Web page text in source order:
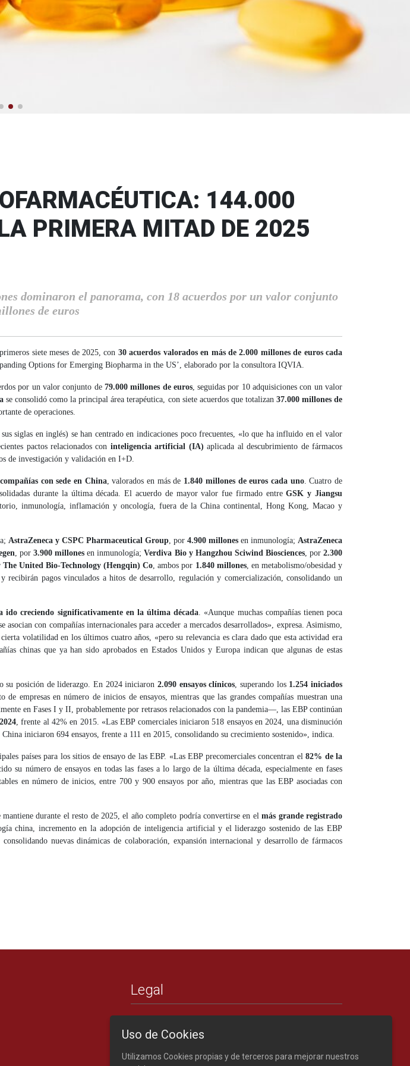
médica
médicos
144.000
PRIMERA MITAD DE 2025
dominaron el panorama, con 18 acuerdos por un valor conjunto
de euros
siete meses de 2025, con 30 acuerdos valorados en más de 2.000 millones de euros cada
Options for Emerging Biopharma in the US’, elaborado por la consultora IQVIA.
por un valor conjunto de 79.000 millones de euros, seguidas por 10 adquisiciones con un valor
se consolidó como la principal área terapéutica, con siete acuerdos que totalizan 37.000 millones de
de operaciones.
siglas en inglés) se han centrado en indicaciones poco frecuentes, «lo que ha influido en el valor
pactos relacionados con inteligencia artificial (IA) aplicada al descubrimiento de fármacos
de investigación y validación en I+D.
con sede en China, valorados en más de 1.840 millones de euros cada uno. Cuatro de
durante la última década. El acuerdo de mayor valor fue firmado entreGSK y Jiangsu
inmunología, inflamación y oncología, fuera de la China continental, Hong Kong, Macao y
AstraZeneca y CSPC Pharmaceutical Group, por 4.900 millones en inmunología; AstraZeneca
, por3.900 millones en inmunología;Verdiva Bio y Hangzhou Sciwind Biosciences, por2.300
United Bio-Technology (Hengqin) Co, ambos por 1.840 millones, en metabolismo/obesidad y
recibirán pagos vinculados a hitos de desarrollo, regulación y comercialización, consolidando un
creciendo significativamente en la última década. «Aunque muchas compañías tienen poca
con compañías internacionales para acceder a mercados desarrollados», expresa. Asimismo,
volatilidad en los últimos cuatro años, «pero su relevancia es clara dado que esta actividad era
chinas que ya han sido aprobados en Estados Unidos y Europa indican que algunas de estas
su posición de liderazgo. En 2024 iniciaron 2.090 ensayos clínicos, superando los 1.254 iniciados
empresas en número de inicios de ensayos, mientras que las grandes compañías muestran una
en Fases I y II, probablemente por retrasos relacionados con la pandemia—, las EBP continúan
, frente al 42% en 2015. «Las EBP comerciales iniciaron 518 ensayos en 2024, una disminución
iniciaron 694 ensayos, frente a 111 en 2015, consolidando su crecimiento sostenido», indica.
países para los sitios de ensayo de las EBP. «Las EBP precomerciales concentran el82% de la
su número de ensayos en todas las fases a lo largo de la última década, especialmente en fases
en número de inicios, entre 700 y 900 ensayos por año, mientras que las EBP asociadas con
durante el resto de 2025, el año completo podría convertirse en elmás grande registrado
china, incremento en la adopción de inteligencia artificial y el liderazgo sostenido de las EBP
nuevas dinámicas de colaboración, expansión internacional y desarrollo de fármacos
Legal
Nota legal
Política de cookies
Uso de Cookies
Utilizamos Cookies propias y de terceros para mejorar nuestros